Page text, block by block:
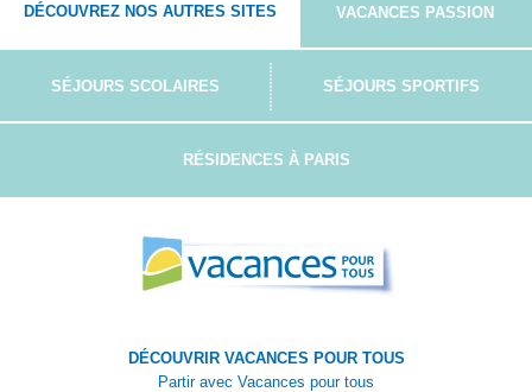
DÉCOUVREZ NOS AUTRES SITES VACANCES PASSION
SÉJOURS SCOLAIRES SÉJOURS SPORTIFS
RÉSIDENCES À PARIS
DÉCOUVRIR VACANCES POUR TOUS
Partir avec Vacances pour tous